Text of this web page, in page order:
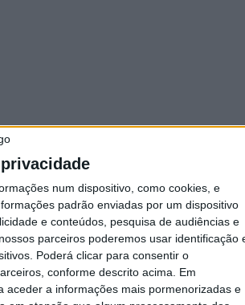
num dispositivo, como cookies, e
padrão enviadas por um dispositivo
e conteúdos, pesquisa de audiências e
parceiros poderemos usar identificação
Poderá clicar para consentir o
conforme descrito acima. Em
a informações mais pormenorizadas e
anos por ter agredido violentamente